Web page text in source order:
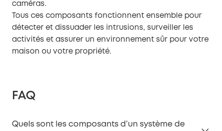
caméras.
Tous ces composants fonctionnent ensemble pour
détecter et dissuader les intrusions, surveiller les
activités et assurer un environnement sûr pour votre
maison ou votre propriété.
FAQ
Quels sont les composants d’un système de